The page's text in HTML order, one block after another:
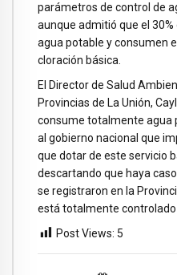
parámetros de control de
aunque admitió que el
agua potable y consumen
cloración básica.
El Director de Salud
Provincias de La Unión,
consume totalmente agua
al gobierno nacional que
que dotar de este servicio
descartando que haya
se registraron en la
está totalmente controlado
Post Views: 5